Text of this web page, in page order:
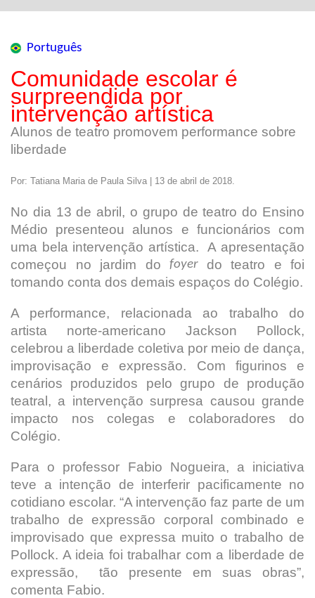
Português
Comunidade escolar é
surpreendida por
intervenção artística
Alunos de teatro promovem performance sobre
liberdade
Por: Tatiana Maria de Paula Silva | 13 de abril de 2018.
No dia 13 de abril, o grupo de teatro do Ensino
Médio presenteou alunos e funcionários com
uma bela intervenção artística. A apresentação
começou no jardim do foyer do teatro e foi
tomando conta dos demais espaços do Colégio.
A performance, relacionada ao trabalho do
artista norte-americano Jackson Pollock,
celebrou a liberdade coletiva por meio de dança,
improvisação e expressão. Com figurinos e
cenários produzidos pelo grupo de produção
teatral, a intervenção surpresa causou grande
impacto nos colegas e colaboradores do
Colégio.
Para o professor Fabio Nogueira, a iniciativa
teve a intenção de interferir pacificamente no
cotidiano escolar. “A intervenção faz parte de um
trabalho de expressão corporal combinado e
improvisado que expressa muito o trabalho de
Pollock. A ideia foi trabalhar com a liberdade de
expressão, tão presente em suas obras”,
comenta Fabio.